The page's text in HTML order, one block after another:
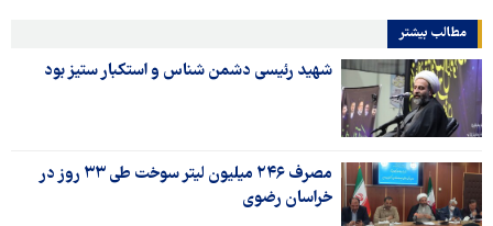
مطالب بیشتر
شهید رئیسی دشمن شناس و استکبار ستیز بود
مصرف ۲۴۶ میلیون لیتر سوخت طی ۳۳ روز در
خراسان رضوی